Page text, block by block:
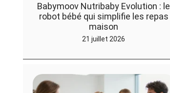
Babymoov Nutribaby Evolution : le
robot bébé qui simplifie les repas
maison
21 juillet 2026